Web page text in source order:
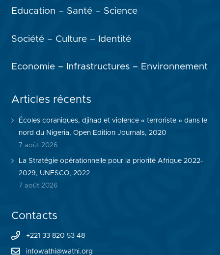
Education – Santé – Science
Société – Culture – Identité
Economie – Infrastructures – Environnement
Articles récents
Écoles coraniques, djihad et violence « terroriste » dans le
nord du Nigeria, Open Edition Journals, 2020
7 août 2026
La Stratégie opérationnelle pour la priorité Afrique 2022-
2029, UNESCO, 2022
7 août 2026
Contacts
+221 33 820 53 48
infowathi@wathi.org